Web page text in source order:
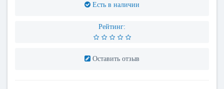
Есть в наличии
Рейтинг:
Оставить отзыв